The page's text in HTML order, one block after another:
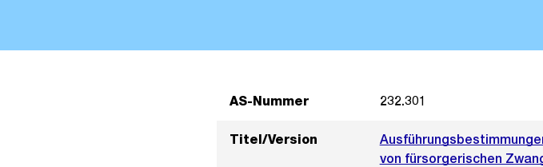
AS-Nummer 232.301
Titel/Version
von fürsorgerischen